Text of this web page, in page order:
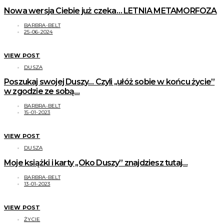
Nowa wersja Ciebie już czeka… LETNIA METAMORFOZA
BARBRA-BELT
25-06-2024
VIEW POST
DUSZA
Poszukaj swojej Duszy… Czyli ,,ułóż sobie w końcu życie”
w zgodzie ze sobą…
BARBRA-BELT
15-01-2023
VIEW POST
DUSZA
Moje książki i karty ,,Oko Duszy” znajdziesz tutaj…
BARBRA-BELT
13-01-2023
VIEW POST
ŻYCIE